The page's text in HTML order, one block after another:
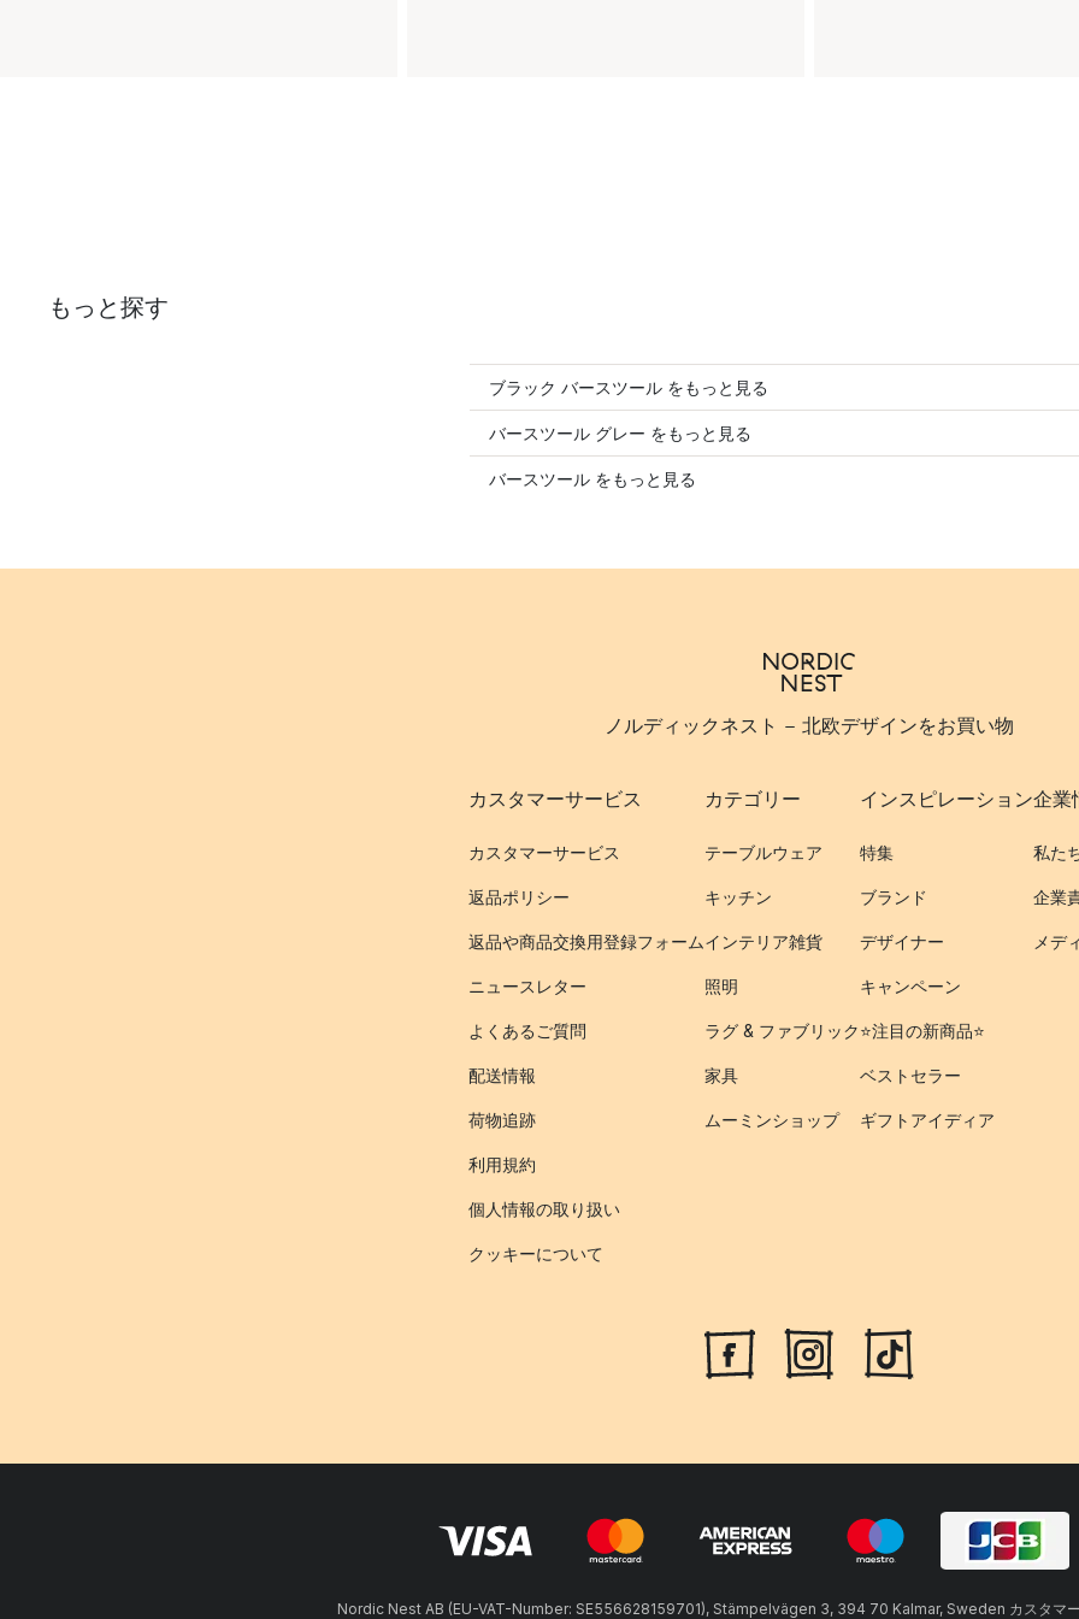
もっと探す
ブラック バースツール をもっと見る
バースツール グレー をもっと見る
バースツール をもっと見る
ノルディックネスト - 北欧デザインをお買い物
カスタマーサービス
カスタマーサービス
返品ポリシー
返品や商品交換用登録フォーム
ニュースレター
よくあるご質問
配送情報
荷物追跡
利用規約
個人情報の取り扱い
クッキーについて
カテゴリー
テーブルウェア
キッチン
インテリア雑貨
照明
ラグ & ファブリック
家具
ムーミンショップ
インスピレーション
特集
ブランド
デザイナー
キャンペーン
⭐️注目の新商品⭐️
ベストセラー
ギフトアイディア
企業
私た
企業
メデ
Nordic Nest AB (EU-VAT-Number: SE556628159701), Stämpelvägen 3, 394 70 Kalmar, Sweden カスタマ